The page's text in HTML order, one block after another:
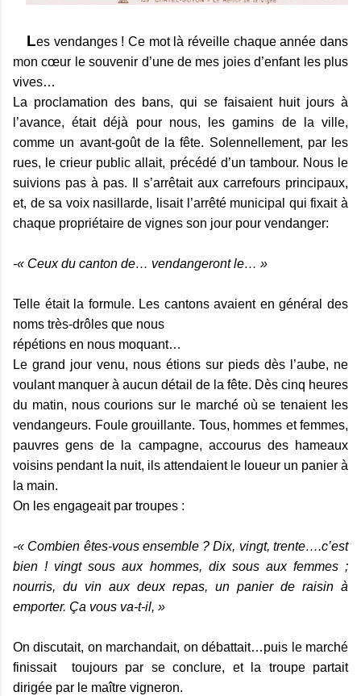
Les vendanges ! Ce mot là réveille chaque année dans
mon cœur le souvenir d’une de mes joies d’enfant les plus
vives…
La proclamation des bans, qui se faisaient huit jours à
l’avance, était déjà pour nous, les gamins de la ville,
comme un avant-goût de la fête. Solennellement, par les
rues, le crieur public allait, précédé d’un tambour. Nous le
suivions pas à pas. Il s’arrêtait aux carrefours principaux,
et, de sa voix nasillarde, lisait l’arrêté municipal qui fixait à
chaque propriétaire de vignes son jour pour vendanger:
-« Ceux du canton de… vendangeront le… »
Telle était la formule. Les cantons avaient en général des
noms très-drôles que nous
répétions en nous moquant…
Le grand jour venu, nous étions sur pieds dès l’aube, ne
voulant manquer à aucun détail de la fête. Dès cinq heures
du matin, nous courions sur le marché où se tenaient les
vendangeurs. Foule grouillante. Tous, hommes et femmes,
pauvres gens de la campagne, accourus des hameaux
voisins pendant la nuit, ils attendaient le loueur un panier à
la main.
On les engageait par troupes :
-« Combien êtes-vous ensemble ? Dix, vingt, trente….c’est
bien ! vingt sous aux hommes, dix sous aux femmes ;
nourris, du vin aux deux repas, un panier de raisin à
emporter. Ça vous va-t-il, »
On discutait, on marchandait, on débattait…puis le marché
finissait
toujours par se conclure, et la troupe partait
dirigée par le maître vigneron.